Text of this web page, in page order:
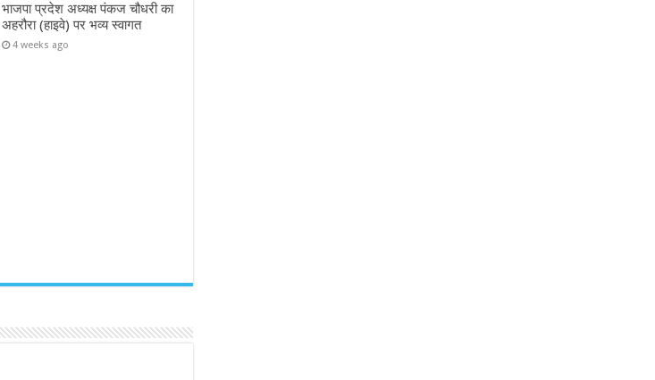
भाजपा प्रदेश अध्यक्ष पंकज चौधरी का
अहरौरा (हाइवे) पर भव्य स्वागत
4 weeks ago